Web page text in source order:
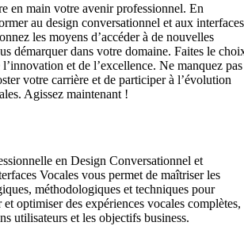
en main votre avenir professionnel. En
au design conversationnel et aux interfaces
les moyens d’accéder à de nouvelles
démarquer dans votre domaine. Faites le
et de l’excellence. Ne manquez pas
votre carrière et de participer à l’évolution
Agissez maintenant !
en Design Conversationnel et
Vocales vous permet de maîtriser les
méthodologiques et techniques pour
optimiser des expériences vocales complètes,
utilisateurs et les objectifs business.